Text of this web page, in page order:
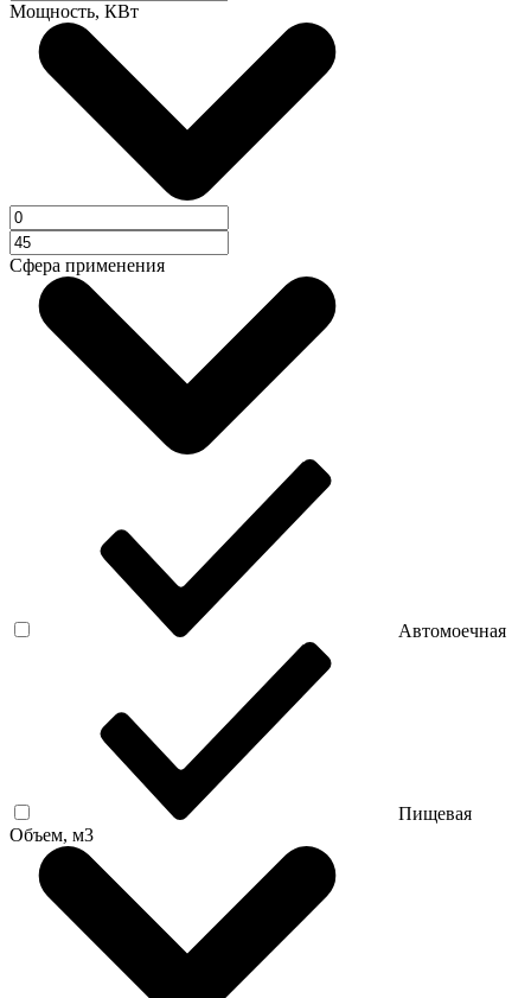
Мощность, КВт
Сфера применения
Автомоечная
Пищевая
Объем, м3